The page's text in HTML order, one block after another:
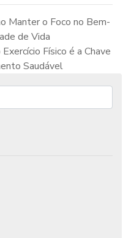
Manter o Foco no Bem-
de Vida
Físico é a Chave
Saudável